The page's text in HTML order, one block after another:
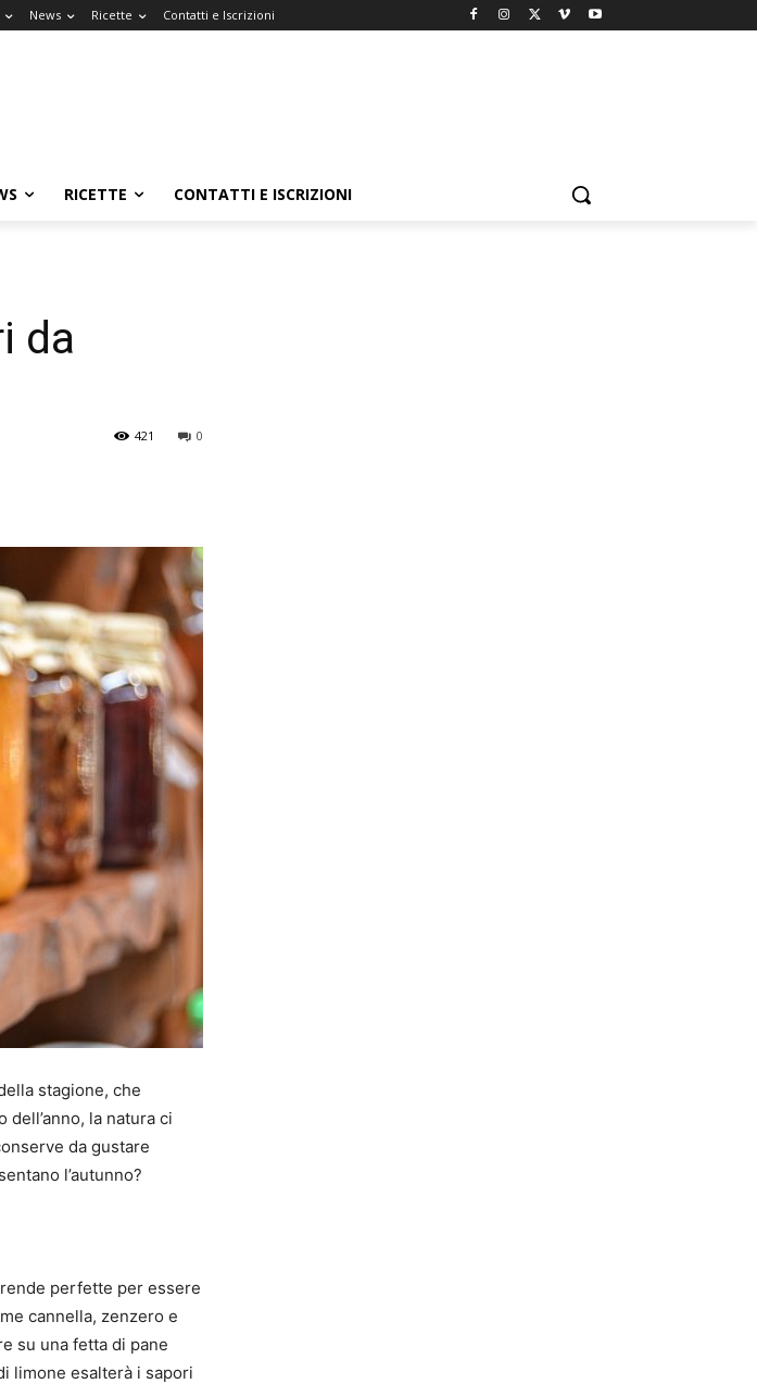
News Ricette Contatti e Iscrizioni
RICETTE CONTATTI E ISCRIZIONI
da
0
421
stagione, che
la natura ci
da gustare
l’autunno?
perfette per essere
cannella, zenzero e
su una fetta di pane
limone esalterà i sapori